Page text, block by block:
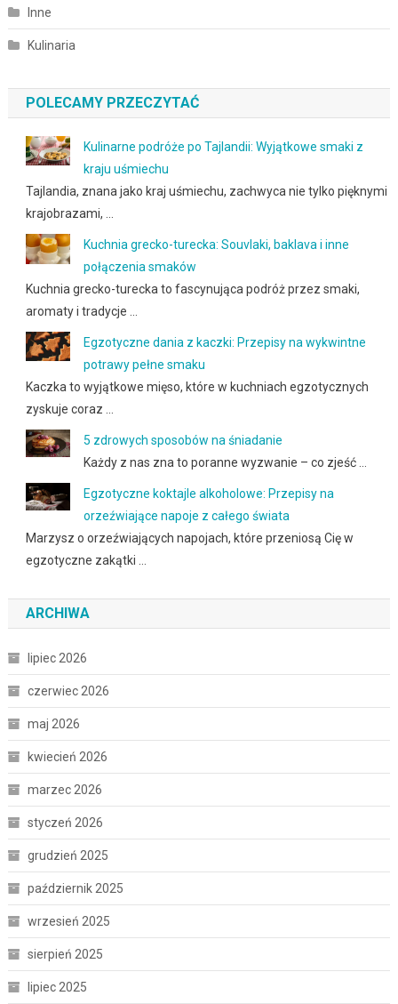
Inne
Kulinaria
POLECAMY PRZECZYTAĆ
Kulinarne podróże po Tajlandii: Wyjątkowe smaki z
kraju uśmiechu
Tajlandia, znana jako kraj uśmiechu, zachwyca nie tylko pięknymi
krajobrazami, …
Kuchnia grecko-turecka: Souvlaki, baklava i inne
połączenia smaków
Kuchnia grecko-turecka to fascynująca podróż przez smaki,
aromaty i tradycje …
Egzotyczne dania z kaczki: Przepisy na wykwintne
potrawy pełne smaku
Kaczka to wyjątkowe mięso, które w kuchniach egzotycznych
zyskuje coraz …
5 zdrowych sposobów na śniadanie
Każdy z nas zna to poranne wyzwanie – co zjeść …
Egzotyczne koktajle alkoholowe: Przepisy na
orzeźwiające napoje z całego świata
Marzysz o orzeźwiających napojach, które przeniosą Cię w
egzotyczne zakątki …
ARCHIWA
lipiec 2026
czerwiec 2026
maj 2026
kwiecień 2026
marzec 2026
styczeń 2026
grudzień 2025
październik 2025
wrzesień 2025
sierpień 2025
lipiec 2025